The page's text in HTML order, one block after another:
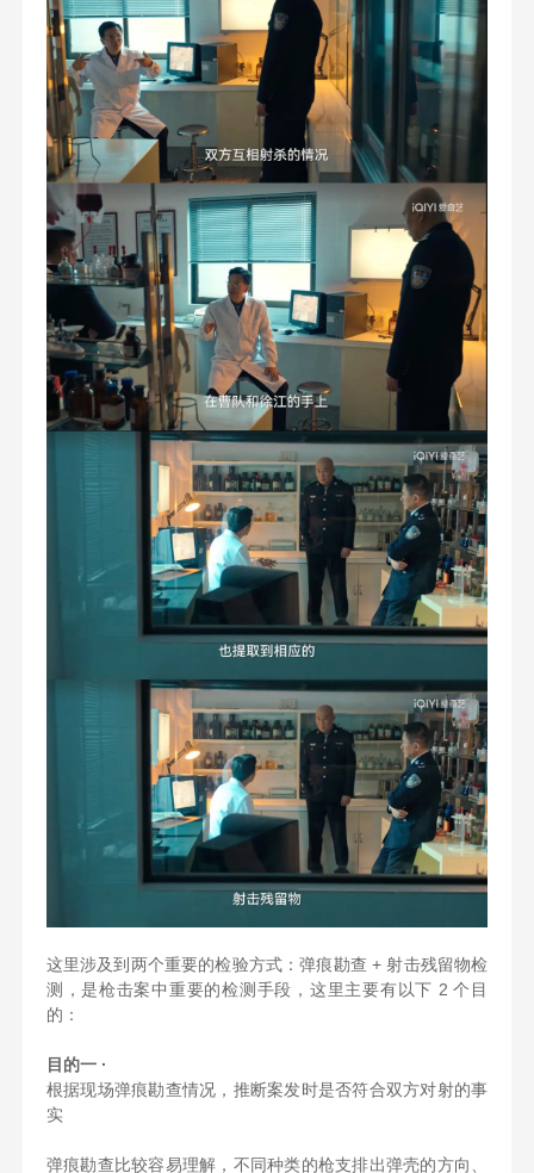
这里涉及到两个重要的检验方式：弹痕勘查 + 射击残留物检
测，是枪击案中重要的检测手段，这里主要有以下 2 个目
的：
目的一 ·
根据现场弹痕勘查情况，推断案发时是否符合双方对射的事
实
弹痕勘查比较容易理解，不同种类的枪支排出弹壳的方向、